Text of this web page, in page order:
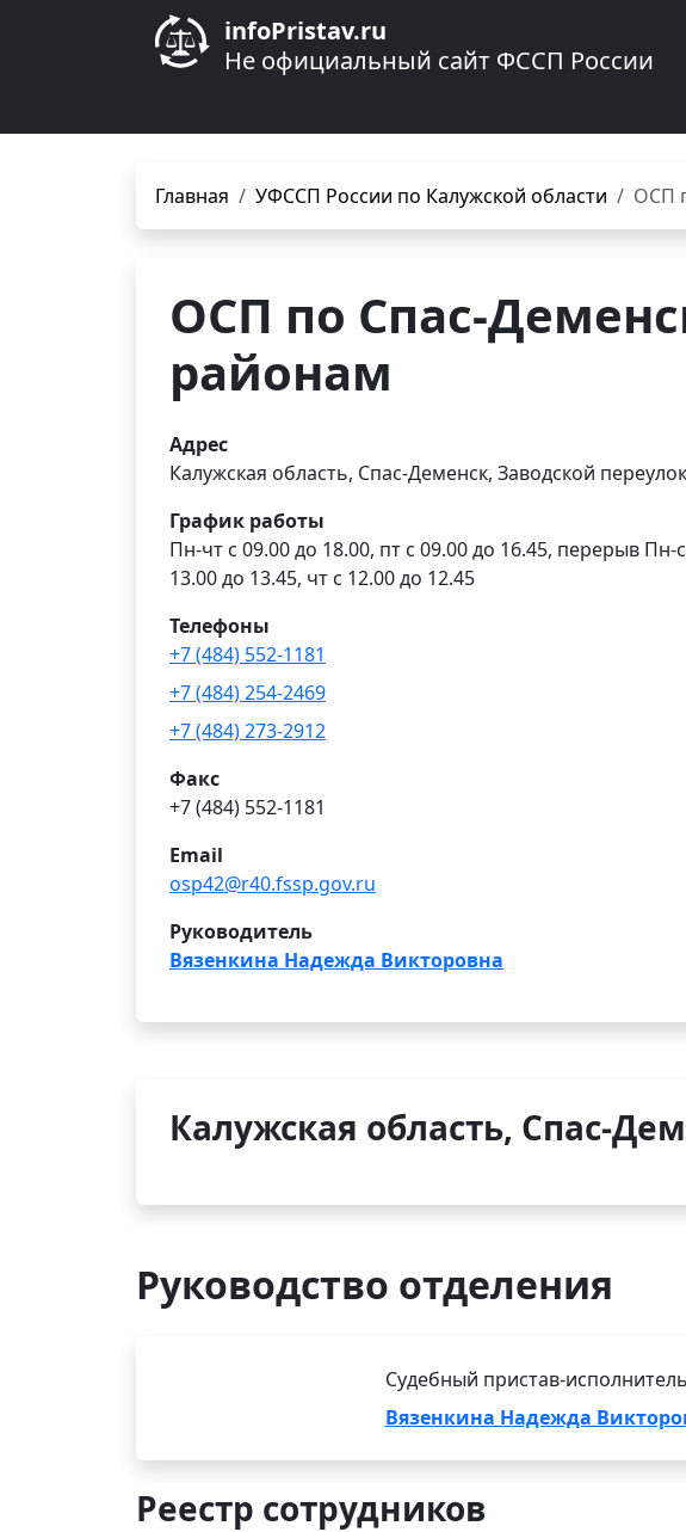
infoPristav.ru
Не официальный сайт ФССП России
Главная УФССП России по Калужской области ОСП
ОСП по Спас-
районам
Адрес
Калужская область, Спас-Деменск, Заводской
График работы
Пн-чт с 09.00 до 18.00, пт с 09.00 до 16.45, перерыв Пн-
13.00 до 13.45, чт с 12.00 до 12.45
Телефоны
+7 (484) 552-1181
+7 (484) 254-2469
+7 (484) 273-2912
Факс
+7 (484) 552-1181
Email
osp42@r40.fssp.gov.ru
Руководитель
Вязенкина Надежда Викторовна
Калужская область, Спас-
Руководство отделения
Судебный пристав-исполнитель
Вязенкина Надежда
Реестр сотрудников